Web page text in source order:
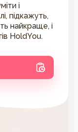
і
підкажуть,
найкраще, і
HoldYou.